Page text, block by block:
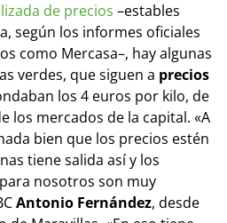
de precios –estables
según los informes oficiales
como Mercasa–, hay algunas
verdes, que siguen a precios
los 4 euros por kilo, de
los mercados de la capital. «A
bien que los precios estén
tiene salida así y los
nosotros son muy
Antonio Fernández, desde